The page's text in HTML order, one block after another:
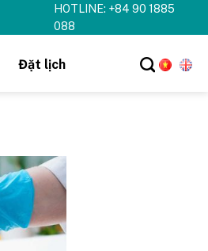
HOTLINE: +84 90 1885
088
Đặt lịch